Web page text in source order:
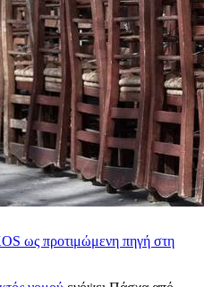
ως προτιμώμενη πηγή στη